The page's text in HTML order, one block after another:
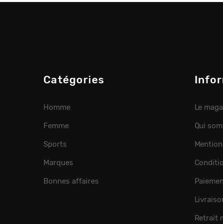
Catégories
Homme
Femme
Sports
Marques
Bonnes affaires
Le
Qui
Retrait